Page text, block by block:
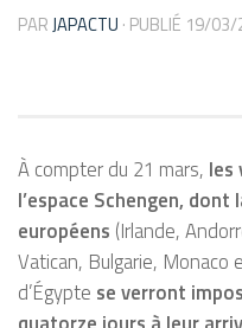
PARJAPACTU · PUBLIÉ 19/03/
À compter du 21 mars, les
l’espace Schengen,
européens (Irlande,
Vatican, Bulgarie, Monaco
d’Égypte se verront